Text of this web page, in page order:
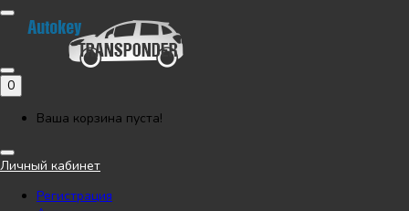
Позвонить
Напишите нам в Telegram
Автоключи
0
Ваша корзина пуста!
Личный кабинет
Регистрация